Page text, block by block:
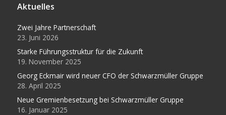
Aktuelles
Zwei Jahre Partnerschaft
23. Juni 2026
Starke Führungsstruktur für die Zukunft
19. November 2025
Georg Eckmair wird neuer CFO der Schwarzmüller Gruppe
28. April 2025
Neue Gremienbesetzung bei Schwarzmüller Gruppe
16. Januar 2025